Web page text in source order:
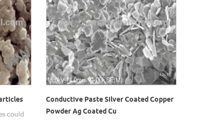
could
Conductive Paste Silver Coated Copper
Powder Ag Coated Cu